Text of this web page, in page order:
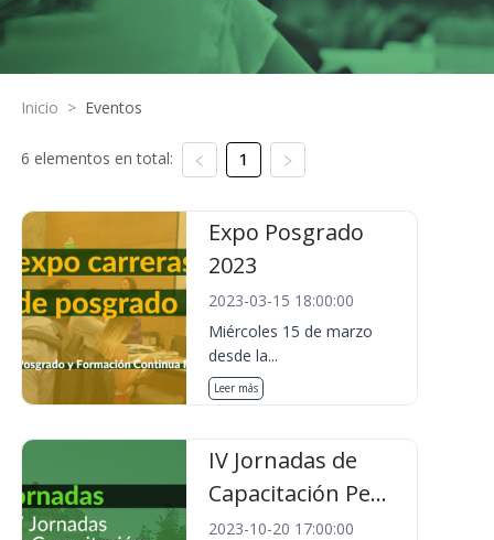
Inicio > Eventos
6 elementos en total: 1
Expo Posgrado
2023
2023-03-15 18:00:00
Miércoles 15 de marzo
desde la...
Leer más
IV Jornadas de
Capacitación Pe...
2023-10-20 17:00:00